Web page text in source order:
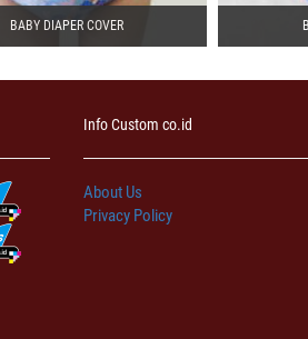
BABY DIAPER COVER
Info Custom co.id
About Us
Privacy Policy